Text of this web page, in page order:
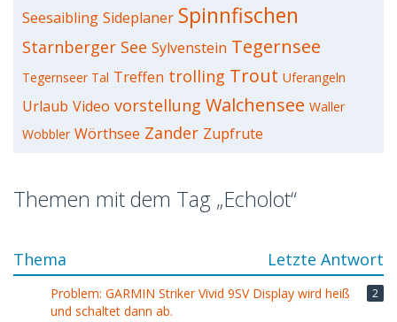
Seesaibling Sideplaner Spinnfischen
Starnberger See Sylvenstein Tegernsee
Tegernseer Tal Treffen trolling Trout Uferangeln
Urlaub Video vorstellung Walchensee Waller
Wobbler Wörthsee Zander Zupfrute
Themen mit dem Tag „Echolot“
Thema Letzte Antwort
Problem: GARMIN Striker Vivid 9SV Display wird heiß
und schaltet dann ab.
2